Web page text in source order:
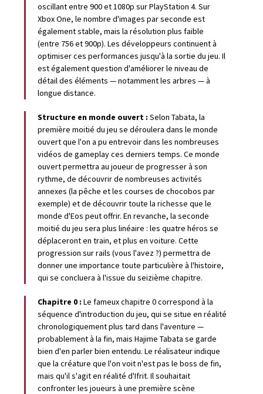
oscillant entre 900 et 1080p sur PlayStation 4. Sur
Xbox One, le nombre d'images par seconde est
également stable, mais la résolution plus faible
(entre 756 et 900p). Les développeurs continuent à
optimiser ces performances jusqu'à la sortie du jeu. Il
est également question d'améliorer le niveau de
détail des éléments — notamment les arbres — à
longue distance.
Structure en monde ouvert : Selon Tabata, la
première moitié du jeu se déroulera dans le monde
ouvert que l'on a pu entrevoir dans les nombreuses
vidéos de gameplay ces derniers temps. Ce monde
ouvert permettra au joueur de progresser à son
rythme, de découvrir de nombreuses activités
annexes (la pêche et les courses de chocobos par
exemple) et de découvrir toute la richesse que le
monde d'Eos peut offrir. En revanche, la seconde
moitié du jeu sera plus linéaire : les quatre héros se
déplaceront en train, et plus en voiture. Cette
progression sur rails (vous l'avez ?) permettra de
donner une importance toute particulière à l'histoire,
qui se concluera à l'issue du seizième chapitre.
Chapitre 0 : Le fameux chapitre 0 correspond à la
séquence d'introduction du jeu, qui se situe en réalité
chronologiquement plus tard dans l'aventure —
probablement à la fin, mais Hajime Tabata se garde
bien d'en parler bien entendu. Le réalisateur indique
que la créature que l'on voit n'est pas le boss de fin,
mais qu'il s'agit en réalité d'Ifrit. Il souhaitait
confronter les joueurs à une première scène